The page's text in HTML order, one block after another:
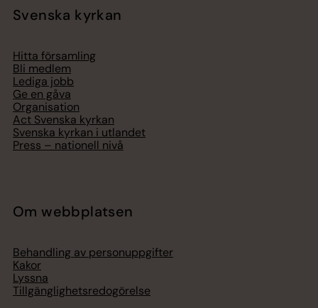
Svenska kyrkan
Hitta församling
Bli medlem
Lediga jobb
Ge en gåva
Organisation
Act Svenska kyrkan
Svenska kyrkan i utlandet
Press – nationell nivå
Om webbplatsen
Behandling av personuppgifter
Kakor
Lyssna
Tillgänglighetsredogörelse